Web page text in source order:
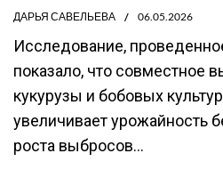
ДАРЬЯ САВЕЛЬЕВА 06.05.2026
Исследование,
показало, что совместное
кукурузы и бобовых
увеличивает урожайность
роста выбросов...